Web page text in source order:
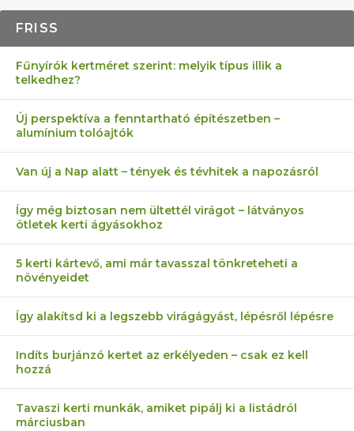
FRISS
Fűnyírók kertméret szerint: melyik típus illik a
telkedhez?
Új perspektíva a fenntartható építészetben –
alumínium tolóajtók
Van új a Nap alatt – tények és tévhitek a napozásról
Így még biztosan nem ültettél virágot – látványos
ötletek kerti ágyásokhoz
5 kerti kártevő, ami már tavasszal tönkreteheti a
növényeidet
Így alakítsd ki a legszebb virágágyást, lépésről lépésre
Indíts burjánzó kertet az erkélyeden – csak ez kell
hozzá
Tavaszi kerti munkák, amiket pipálj ki a listádról
márciusban